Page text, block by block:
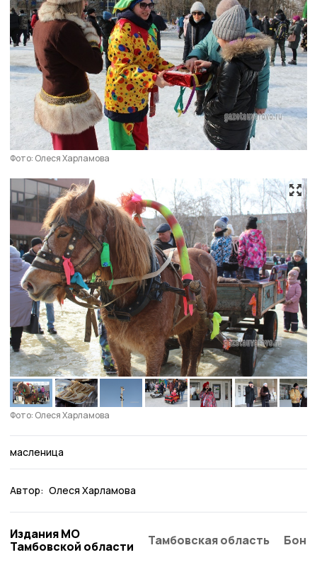
Фото: Олеся Харламова
Фото: Олеся Харламова
масленица
Автор: Олеся Харламова
Издания МО
Тамбовской области
Тамбовская область